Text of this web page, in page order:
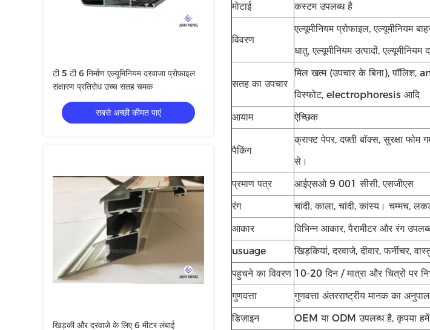
टी 5 टी 6 निर्माण एल्यूमिनियम दरवाजा प्रोफ़ाइल
संक्षारण प्रतिरोध उच्च सतह चमक
सबसे अच्छी कीमत पाएं
खिड़की और दरवाजे के लिए 6 मीटर लंबाई
मोटाई
कस्टम उपलब्ध है
विवरण
एल्यूमीनियम प्रोफाइल, एल्यूमीनियम
धातु, एल्यूमीनियम उत्पादों,
सतह का उपचार
मिल खत्म (उपचार के बिना), पॉलिश,
विस्फोट, electrophoresis आदि
आयाम
ऐच्छिक
पैकिंग
क्राफ्ट पेपर, दफ़्ती बॉक्स, सुरक्षा फोम
से।
प्रमाण पत्र
आईएसओ 9 001 सीसी, एसजीएस
रंग
चांदी, काला, चांदी, कांस्य। चम्मच,
आकार
विभिन्न आकार, पैरामीटर और रंग
usuage
खिड़कियां, दरवाजे, दीवार, फर्नीचर,
पहुचने का विवरण 10-20 दिन / मात्रा और चित्रों पर
गुणवत्ता
गुणवत्ता अंतरराष्ट्रीय मानक का
डिज़ाइन
OEM या ODM उपलब्ध है, कृपया